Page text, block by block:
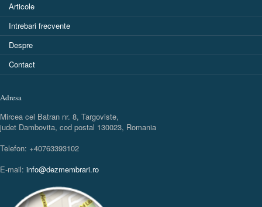
Articole
Intrebari frecvente
Despre
Contact
Adresa
Mircea cel Batran nr. 8, Targoviste,
judet Dambovita, cod postal 130023, Romania
Telefon: +40763393102
E-mail: info@dezmembrari.ro